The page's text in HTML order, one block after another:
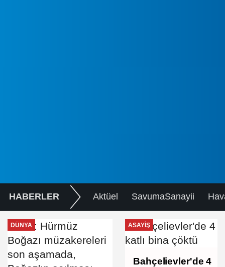
HABERLER Aktüel SavumaSanayii
DÜNYA ASAYIŞ
Bahçelievler'de 4